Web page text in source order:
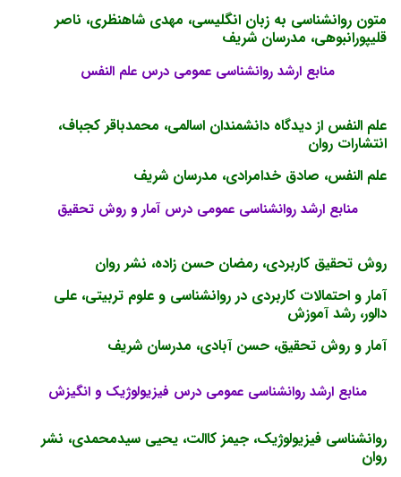
متون روانشناسی به زبان انگلیسی، مهدی شاهنظری، ناصر
قلیپورانبوهی، مدرسان شریف
منابع ارشد روانشناسی عمومی درس علم النفس
علم النفس از دیدگاه دانشمندان اسالمی، محمدباقر کجباف،
انتشارات روان
علم النفس، صادق خدامرادی، مدرسان شریف
منابع ارشد روانشناسی عمومی درس آمار و روش تحقیق
روش تحقیق کاربردی، رمضان حسن زاده، نشر روان
آمار و احتمالات کاربردی در روانشناسی و علوم تربیتی، علی
دالور، رشد آموزش
آمار و روش تحقیق، حسن آبادی، مدرسان شریف
منابع ارشد روانشناسی عمومی درس فیزیولوژیک و انگیزش
روانشناسی فیزیولوژیک، جیمز کاالت، یحیی سیدمحمدی، نشر
روان